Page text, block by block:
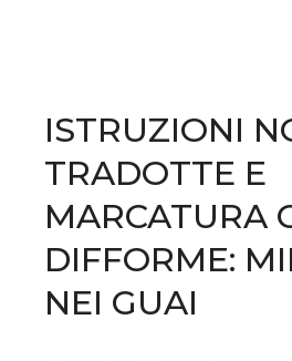
ISTRUZIONI
TRADOTTE E
MARCATURA
DIFFORME:
NEI GUAI